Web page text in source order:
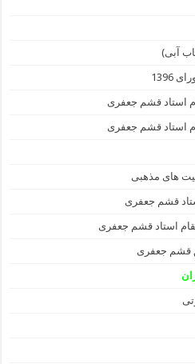
آبی)
1396
استاد قشم جعفری
استاد قشم جعفری
های مذهبی
قشم جعفری
استاد قشم جعفری
قشم جعفری